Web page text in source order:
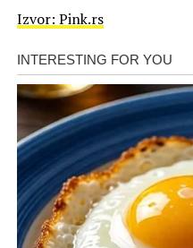
Izvor: Pink.rs